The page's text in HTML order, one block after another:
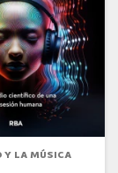
Y LA MÚSICA